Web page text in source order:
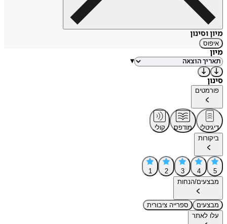
מיון וסינון
איפוס
מיון
▾
סינון
פורמטים
דיגיטלי מודפס
קולי
ביקורות
5
4
3
2
1
מבצעים/הנחות
מבצעים
ספרייה ציבורית
עלו לאתר